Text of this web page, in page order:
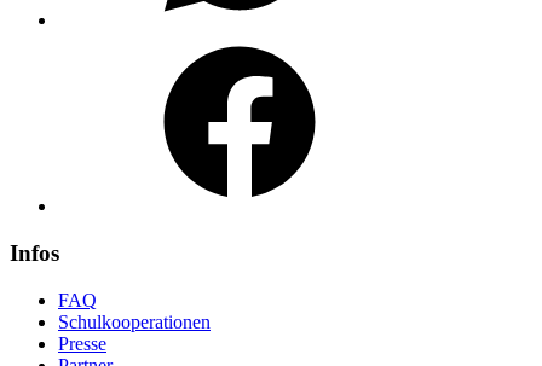
Infos
FAQ
Schulkooperationen
Presse